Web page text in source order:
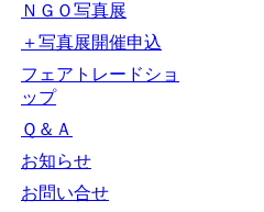
ＮＧＯ写真展
＋写真展開催申込
フェアトレードショ
ップ
Ｑ＆Ａ
お知らせ
お問い合せ